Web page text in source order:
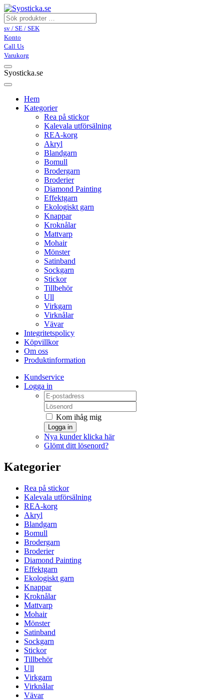
sv / SE / SEK
Konto
Call Us
Varukorg
Syosticka.se
Hem
Kategorier
Rea på stickor
Kalevala utförsälning
REA-korg
Akryl
Blandgarn
Bomull
Brodergarn
Broderier
Diamond Painting
Effektgarn
Ekologiskt garn
Knappar
Kroknålar
Mattvarp
Mohair
Mönster
Satinband
Sockgarn
Stickor
Tillbehör
Ull
Virkgarn
Virknålar
Vävar
Integritetspolicy
Köpvillkor
Om oss
Produktinformation
Kundservice
Logga in
Kom ihåg mig
Logga in
Nya kunder klicka här
Glömt ditt lösenord?
Kategorier
Rea på stickor
Kalevala utförsälning
REA-korg
Akryl
Blandgarn
Bomull
Brodergarn
Broderier
Diamond Painting
Effektgarn
Ekologiskt garn
Knappar
Kroknålar
Mattvarp
Mohair
Mönster
Satinband
Sockgarn
Stickor
Tillbehör
Ull
Virkgarn
Virknålar
Vävar